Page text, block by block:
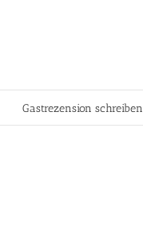
Gastrezension schreiben